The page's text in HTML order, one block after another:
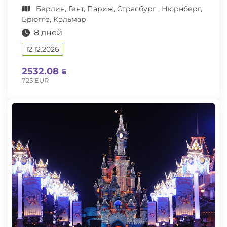
Берлин, Гент, Париж, Страсбург , Нюрнберг,
Брюгге, Кольмар
8 дней
12.12.2026
2532.08
725 EUR